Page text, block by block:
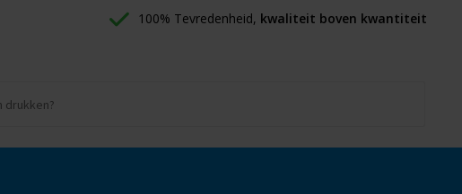
100% Tevredenheid, kwaliteit boven kwantiteit